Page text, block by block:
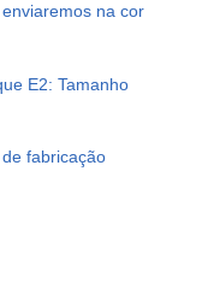
na cor
E2: Tamanho
fabricação